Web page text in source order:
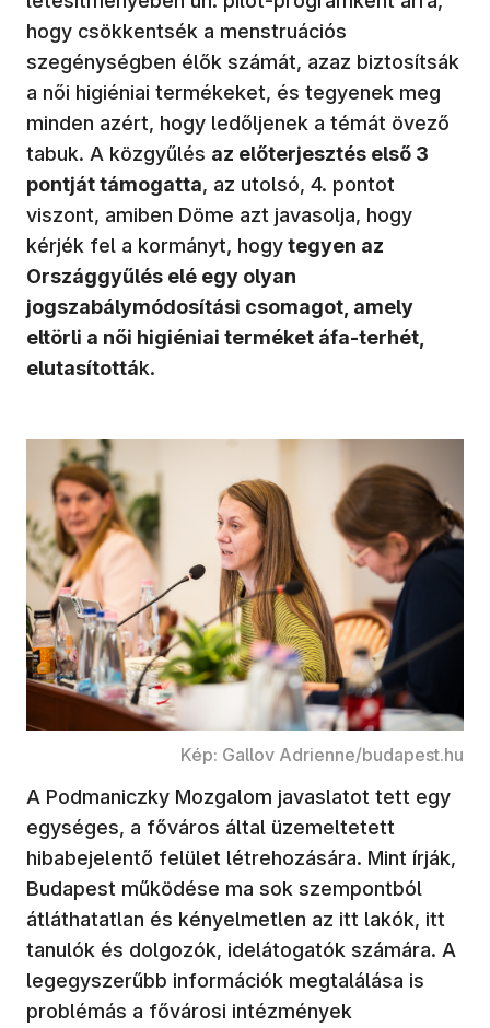
hogy csökkentsék a menstruációs
szegénységben élők számát, azaz biztosítsák
a női higiéniai termékeket, és tegyenek meg
minden azért, hogy ledőljenek a témát övező
tabuk. A közgyűlés az előterjesztés első 3
pontját támogatta, az utolsó, 4. pontot
viszont, amiben Döme azt javasolja, hogy
kérjék fel a kormányt, hogytegyen az
Országgyűlés elé egy olyan
jogszabálymódosítási csomagot, amely
eltörli a női higiéniai terméket áfa-terhét,
elutasították.
Kép: Gallov Adrienne/budapest.hu
A Podmaniczky Mozgalom javaslatot tett egy
egységes, a főváros által üzemeltetett
hibabejelentő felület létrehozására. Mint írják,
Budapest működése ma sok szempontból
átláthatatlan és kényelmetlen az itt lakók, itt
tanulók és dolgozók, idelátogatók számára. A
legegyszerűbb információk megtalálása is
problémás a fővárosi intézmények